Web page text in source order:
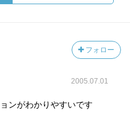
フォロー
2005.07.01
ンがわかりやすいです